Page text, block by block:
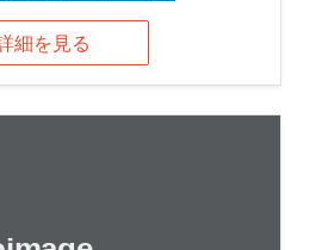
細を見る